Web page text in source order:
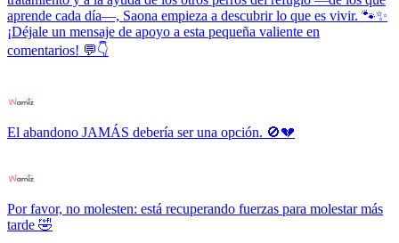
aprende cada día—, Saona empieza a descubrir lo que es vivir. 🐾✨
¡Déjale un mensaje de apoyo a esta pequeña valiente en
comentarios! 💬👇
El abandono JAMÁS debería ser una opción. 🚫💔
Por favor, no molesten: está recuperando fuerzas para molestar más
tarde 🤣